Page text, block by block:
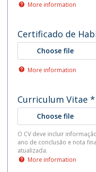
More information
Certificado de
Choose file
More information
Curriculum Vitae *
Choose file
O CV deve incluir
ano de conclusão e nota
atualizada.
More information